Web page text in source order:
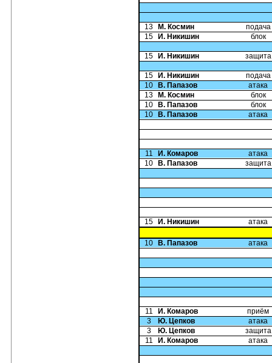
13 М. Космин
подача
15
И. Никишин блок
15 И. Никишин защита
15 И. Никишин
подача
10
В. Папазов
атака
13
М. Космин
блок
10
В. Папазов
блок
10
В. Папазов атака
11 И. Комаров
атака
10
В. Папазов защита
15 И. Никишин атака
10 В. Папазов атака
11 И. Комаров
приём
3
Ю. Цепков
атака
3
Ю. Цепков
защита
11
И. Комаров атака